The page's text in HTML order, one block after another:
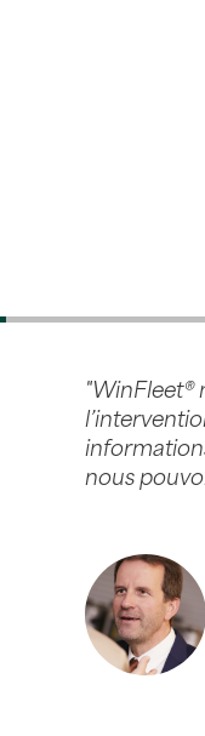
"WinFleet®
nous